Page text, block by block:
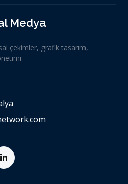
Medya
çekimler, grafik tasarım,